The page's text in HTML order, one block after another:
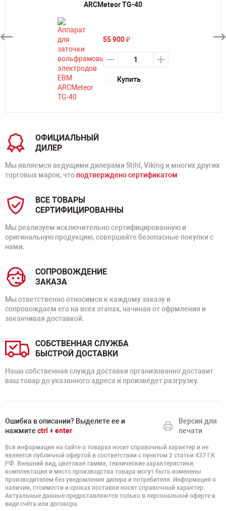
ARCMeteor TG-40
55 900₽
Купить
ОФИЦИАЛЬНЫЙ
ДИЛЕР
Мы являемся ведущими дилерами Stihl, Viking и многих других
торговых марок, что подтверждено сертификатом
ВСЕ ТОВАРЫ
СЕРТИФИЦИРОВАННЫ
Мы реализуем исключительно сертифицированную и
оригинальную продукцию, совершайте безопасные покупки с
нами.
СОПРОВОЖДЕНИЕ
ЗАКАЗА
Мы ответственно относимся к каждому заказу и
сопровождаем его на всех этапах, начиная от офрмления и
заканчивая доставкой.
СОБСТВЕННАЯ СЛУЖБА
БЫСТРОЙ ДОСТАВКИ
Наша собственная служда доставки организованно доставит
ваш товар до указанного адреса и произведет разгрузку.
Ошибка в описании? Выделете ее и
нажмите ctrl +enter
Версия для
печати
Вся информация на сайте о товарах носит справочный характер и не
является публичной офертой в соответствии с пунктом 2 статьи 437 ГК
РФ. Внешний вид, цветовая гамма, технические характеристики,
комплектация и место производства товара могут быть изменены
производителем без уведомления дилера и потребителя. Информация о
наличии, стоимости и сроках поставки носят справочный характер.
Актуальные данные предоставляются только в персональной оферте в
виде счёта или договора.